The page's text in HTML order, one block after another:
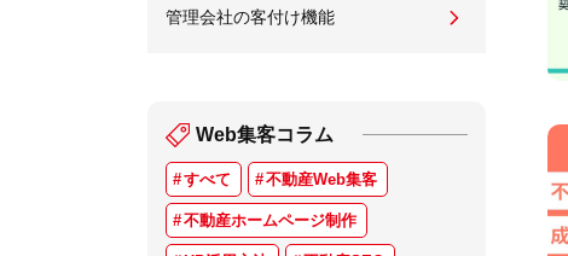
管理会社の客付け機能
Web集客コラム
すべて 不動産Web集客
不動産ホームページ制作